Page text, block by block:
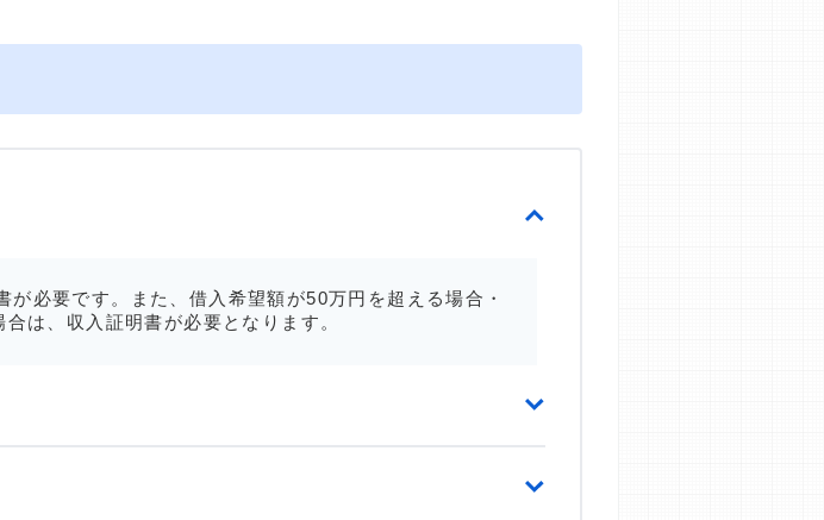
必要です。また、借入希望額が50万円を超える場合・
は、収入証明書が必要となります。